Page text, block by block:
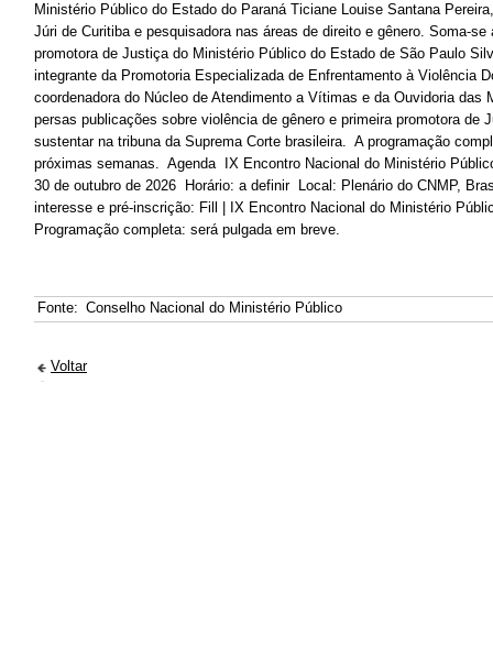
Ministério Público do Estado do Paraná Ticiane Louise Santana
Júri de Curitiba e pesquisadora nas áreas de direito e gênero. Soma-se
promotora de Justiça do Ministério Público do Estado de São Paulo
integrante da Promotoria Especializada de Enfrentamento à Violência
coordenadora do Núcleo de Atendimento a Vítimas e da Ouvidoria das
persas publicações sobre violência de gênero e primeira promotora de
sustentar na tribuna da Suprema Corte brasileira. A programação
próximas semanas. Agenda IX Encontro Nacional do Ministério
30 de outubro de 2026 Horário: a definir Local: Plenário do CNMP,
interesse e pré-inscrição: Fill | IX Encontro Nacional do Ministério
Programação completa: será pulgada em breve.
Fonte: Conselho Nacional do Ministério Público
Voltar